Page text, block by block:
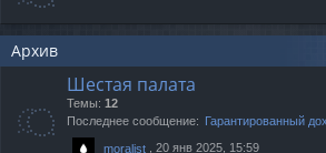
Архив
Шестая палата
Темы: 12
Последнее сообщение: Гарантированный
moralist , 20 янв 2025, 15:59